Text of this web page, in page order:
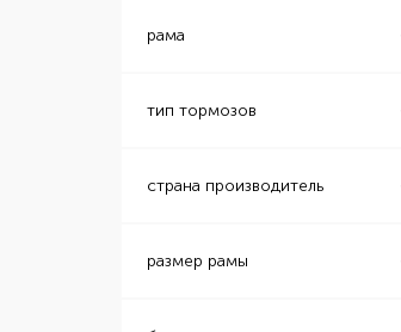
рама
тип тормозов
страна производитель
размер рамы